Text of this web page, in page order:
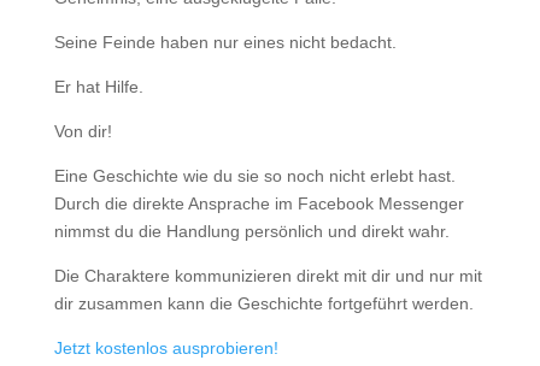
Seine Feinde haben nur eines nicht bedacht.
Er hat Hilfe.
Von dir!
Eine Geschichte wie du sie so noch nicht erlebt hast.
Durch die direkte Ansprache im Facebook Messenger
nimmst du die Handlung persönlich und direkt wahr.
Die Charaktere kommunizieren direkt mit dir und nur mit
dir zusammen kann die Geschichte fortgeführt werden.
Jetzt kostenlos ausprobieren!